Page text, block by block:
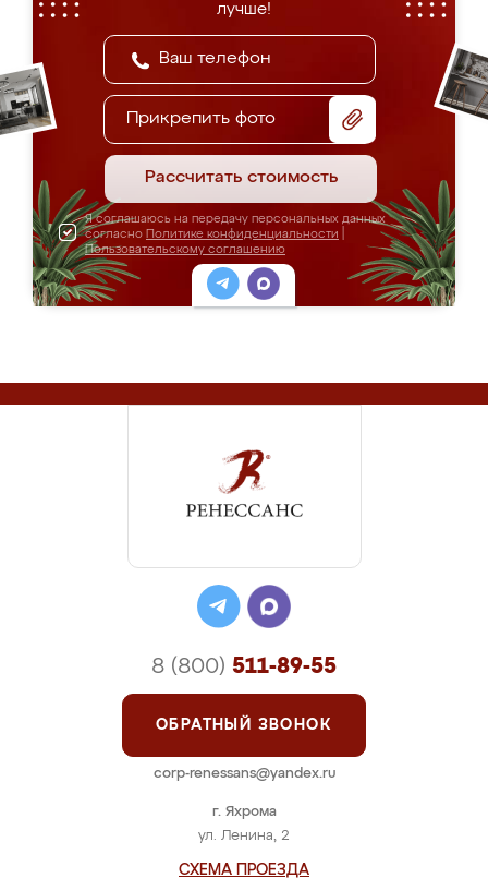
лучше!
Прикрепить фото
Рассчитать стоимость
Я соглашаюсь на передачу персональных данных
согласно Политике конфиденциальности
Пользовательскому соглашению
г. Яхрома
ул. Ленина, 2
СХЕМА ПРОЕЗДА
8 (800) 511-89-55
ОБРАТНЫЙ ЗВОНОК
corp-renessans@yandex.ru